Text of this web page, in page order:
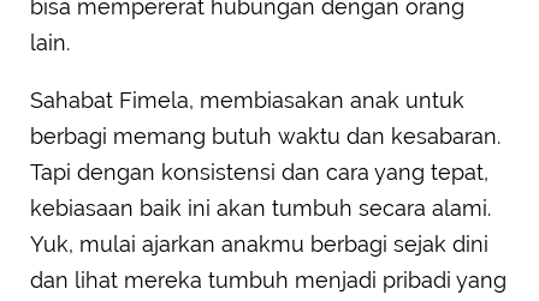
bisa mempererat hubungan dengan orang
lain.
Sahabat Fimela, membiasakan anak untuk
berbagi memang butuh waktu dan kesabaran.
Tapi dengan konsistensi dan cara yang tepat,
kebiasaan baik ini akan tumbuh secara alami.
Yuk, mulai ajarkan anakmu berbagi sejak dini
dan lihat mereka tumbuh menjadi pribadi yang